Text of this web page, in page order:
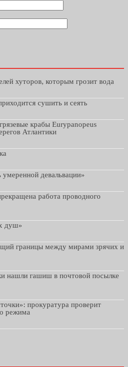
хуторов, которым грозит вода
сушить и сеять
крабы Eurypanopeus
Атлантики
девальвации»
работа проводного
душ»
границы между мирами зрячих и
нашли гашиш в почтовой посылке
прокуратура проверит
режима